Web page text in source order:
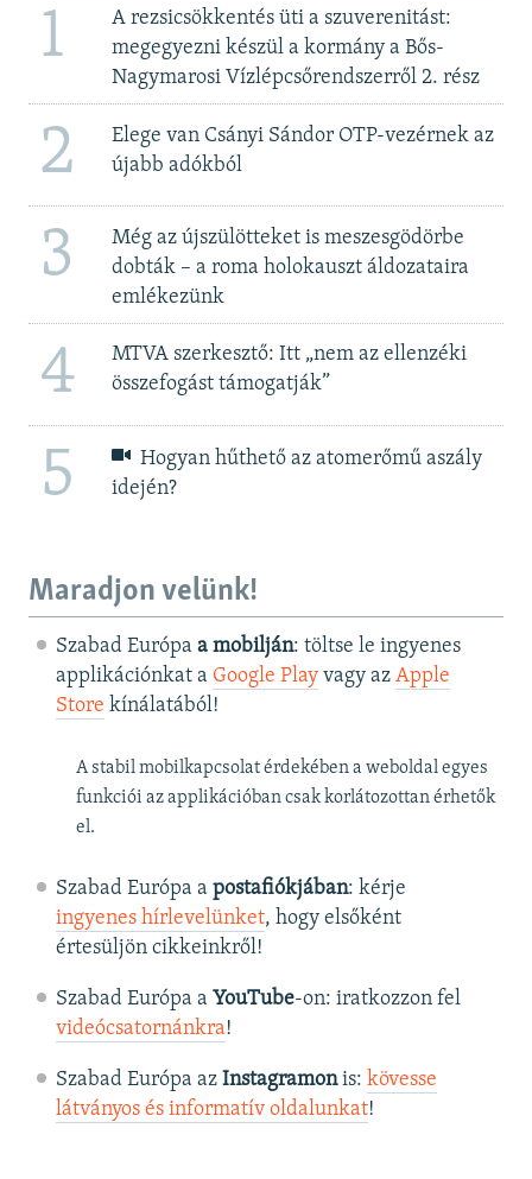
1
A rezsicsökkentés üti a szuverenitást:
megegyezni készül a kormány a Bős-
Nagymarosi Vízlépcsőrendszerről 2. rész
2
Elege van Csányi Sándor OTP-vezérnek az
újabb adókból
3
Még az újszülötteket is meszesgödörbe
dobták – a roma holokauszt áldozataira
emlékezünk
4
MTVA szerkesztő: Itt „nem az ellenzéki
összefogást támogatják”
5
Hogyan hűthető az atomerőmű aszály
idején?
Maradjon velünk!
Szabad Európa a mobilján: töltse le ingyenes
applikációnkat a Google Playvagy az Apple
Store kínálatából!
A stabil mobilkapcsolat érdekében a weboldal egyes
funkciói az applikációban csak korlátozottan érhetők
el.
Szabad Európa a postafiókjában: kérje
ingyenes hírlevelünket, hogy elsőként
értesüljön cikkeinkről!
Szabad Európa a YouTube-on: iratkozzon fel
videócsatornánkra!
Szabad Európa az Instagramonis: kövesse
látványos és informatív oldalunkat! ​